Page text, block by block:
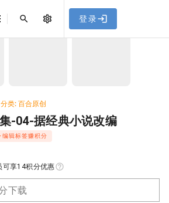
，使用遇到
登录
/
分类: 百合原创
-04-据经典小说改编
编辑标签赚积分
可享14积分优惠
下载